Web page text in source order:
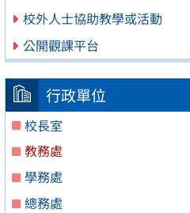
校外人士協助教學或活動
公開觀課平台
行政單位
校長室
教務處
學務處
總務處